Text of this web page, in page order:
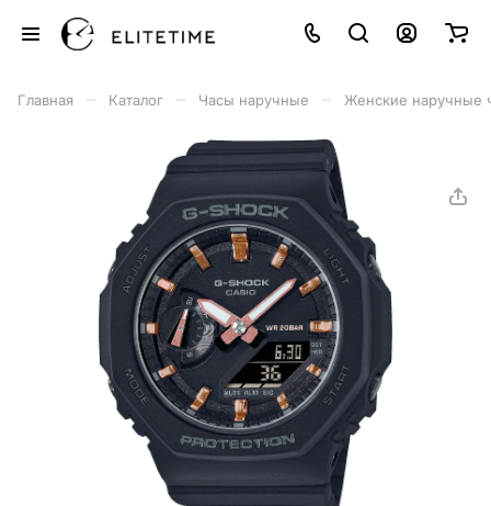
Главная Каталог Часы наручные Женские наручные